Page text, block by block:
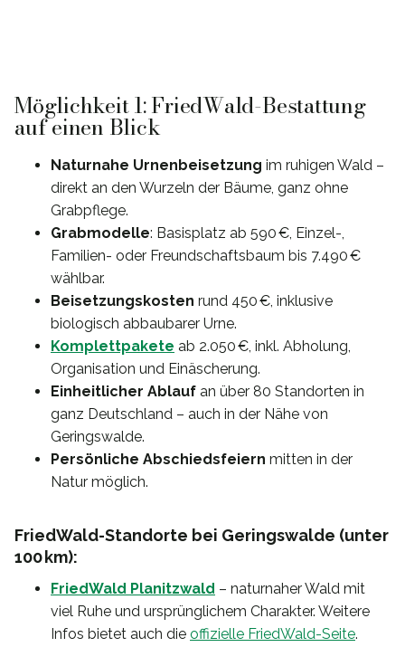
Möglichkeit 1: FriedWald-Bestattung
auf einen Blick
Naturnahe Urnenbeisetzung im ruhigen Wald –
direkt an den Wurzeln der Bäume, ganz ohne
Grabpflege.
Grabmodelle: Basisplatz ab 590 €, Einzel-,
Familien- oder Freundschaftsbaum bis 7.490 €
wählbar.
Beisetzungskosten rund 450 €, inklusive
biologisch abbaubarer Urne.
Komplettpakete ab 2.050 €, inkl. Abholung,
Organisation und Einäscherung.
Einheitlicher Ablauf an über 80 Standorten in
ganz Deutschland – auch in der Nähe von
Geringswalde.
Persönliche Abschiedsfeiern mitten in der
Natur möglich.
FriedWald-Standorte bei Geringswalde (unter
100 km):
FriedWald Planitzwald – naturnaher Wald mit
viel Ruhe und ursprünglichem Charakter. Weitere
Infos bietet auch die offizielle FriedWald-Seite.